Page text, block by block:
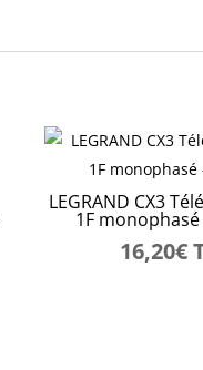
LEGRAND CX3
1F monophasé
16,20€